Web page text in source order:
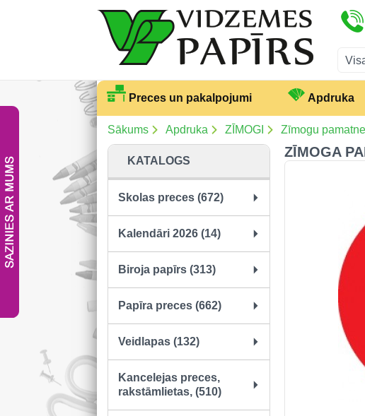
Preces un pakalpojumi Apdruka
Sākums Apdruka ZĪMOGI Zīmogu
KATALOGS
Skolas preces (672)
Kalendāri 2026 (14)
Biroja papīrs (313)
Papīra preces (662)
Veidlapas (132)
Kancelejas preces,
rakstāmlietas, (510)
ZĪMOGA